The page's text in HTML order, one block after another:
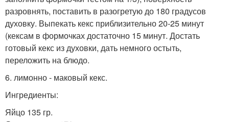
разровнять, поставить в разогретую до 180 градусов
духовку. Выпекать кекс приблизительно 20-25 минут
(кексам в формочках достаточно 15 минут. Достать
готовый кекс из духовки, дать немного остыть,
переложить на блюдо.
6. лимонно - маковый кекс.
Ингредиенты:
Яйцо 135 гр.